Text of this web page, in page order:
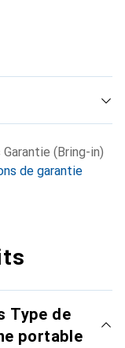
(Bring-in)
de garantie
Type de
portable